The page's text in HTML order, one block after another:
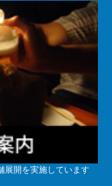
展開を実施しています